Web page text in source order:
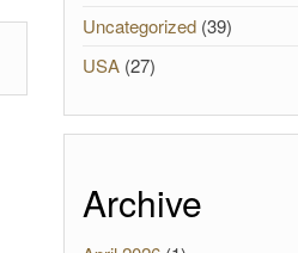
Uncategorized(39)
USA(27)
Archive